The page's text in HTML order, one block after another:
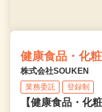
健康食品・化
株式会社SOUKEN
業務委託 登録制
【健康食品・化